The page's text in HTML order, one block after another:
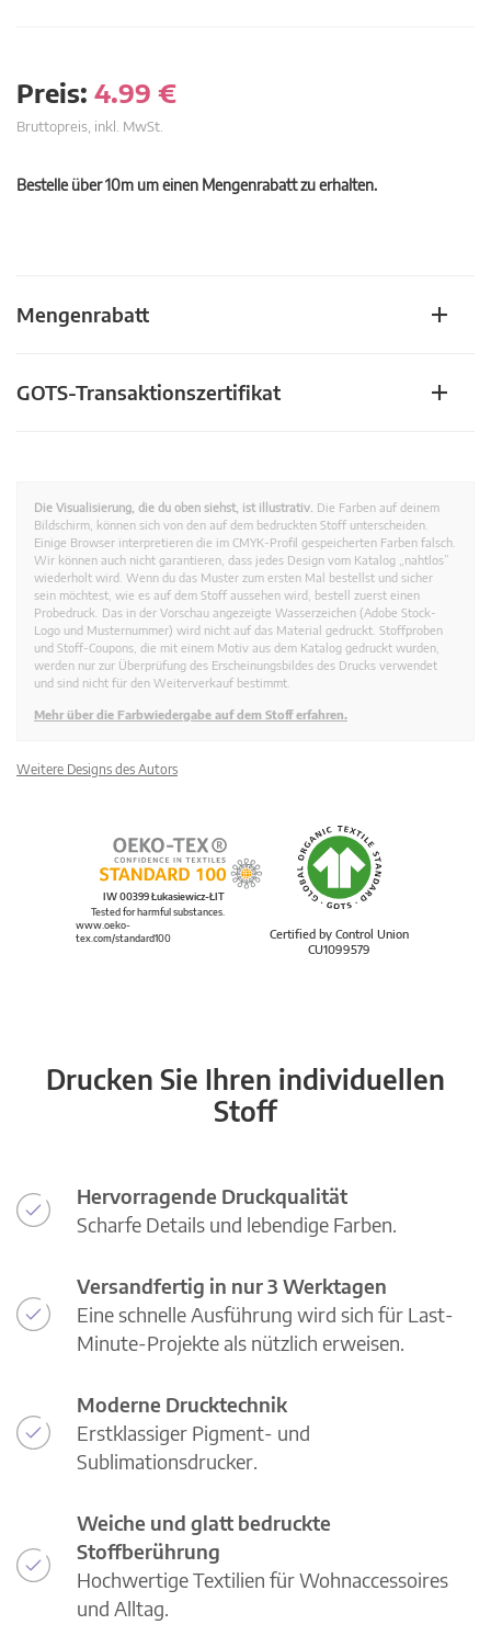
Preis: 4.99 €
Bruttopreis, inkl. MwSt.
Bestelle über 10m um einen Mengenrabatt zu erhalten.
Mengenrabatt
GOTS-Transaktionszertifikat
Die Visualisierung, die du oben siehst, ist illustrativ. Die Farben auf deinem
Bildschirm, können sich von den auf dem bedruckten Stoff unterscheiden.
Einige Browser interpretieren die im CMYK-Profil gespeicherten Farben falsch.
Wir können auch nicht garantieren, dass jedes Design vom Katalog „nahtlos”
wiederholt wird. Wenn du das Muster zum ersten Mal bestellst und sicher
sein möchtest, wie es auf dem Stoff aussehen wird, bestell zuerst einen
Probedruck. Das in der Vorschau angezeigte Wasserzeichen (Adobe Stock-
Logo und Musternummer) wird nicht auf das Material gedruckt. Stoffproben
und Stoff-Coupons, die mit einem Motiv aus dem Katalog gedruckt wurden,
werden nur zur Überprüfung des Erscheinungsbildes des Drucks verwendet
und sind nicht für den Weiterverkauf bestimmt.
Mehr über die Farbwiedergabe auf dem Stoff erfahren.
Weitere Designs des Autors
Certified by Control Union
CU1099579
IW 00399 Łukasiewicz-ŁIT
Tested for harmful substances.
www.oeko-
tex.com/standard100
Drucken Sie Ihren individuellen
Stoff
Hervorragende Druckqualität
Scharfe Details und lebendige Farben.
Versandfertig in nur 3 Werktagen
Eine schnelle Ausführung wird sich für Last-
Minute-Projekte als nützlich erweisen.
Moderne Drucktechnik
Erstklassiger Pigment- und
Sublimationsdrucker.
Weiche und glatt bedruckte
Stoffberührung
Hochwertige Textilien für Wohnaccessoires
und Alltag.